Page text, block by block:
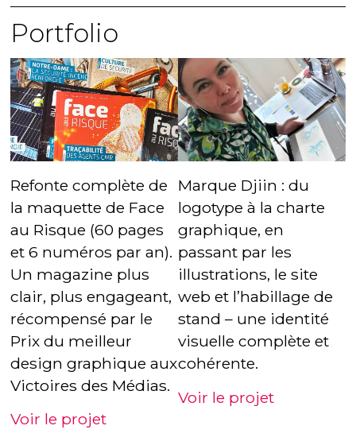
Portfolio
Refonte complète de
la maquette de Face
au Risque (60 pages
et 6 numéros par an).
Un magazine plus
clair, plus engageant,
récompensé par le
Prix du meilleur
design graphique aux
Victoires des Médias.
Voir le projet
Marque Djiin : du
logotype à la charte
graphique, en
passant par les
illustrations, le site
web et l’habillage de
stand – une identité
visuelle complète et
cohérente.
Voir le projet